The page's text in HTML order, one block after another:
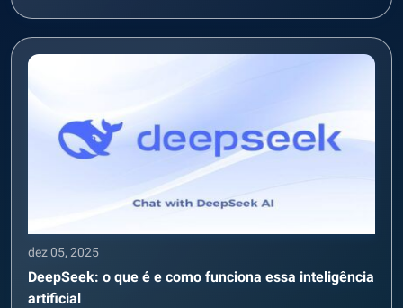
dez 05, 2025
DeepSeek: o que é e como funciona essa inteligência
artificial